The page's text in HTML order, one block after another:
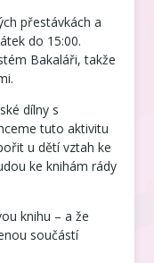
přestávkách a
do 15:00.
Bakaláři, takže
dílny s
tuto aktivitu
u dětí vztah ke
ke knihám rády
knihu – a že
součástí